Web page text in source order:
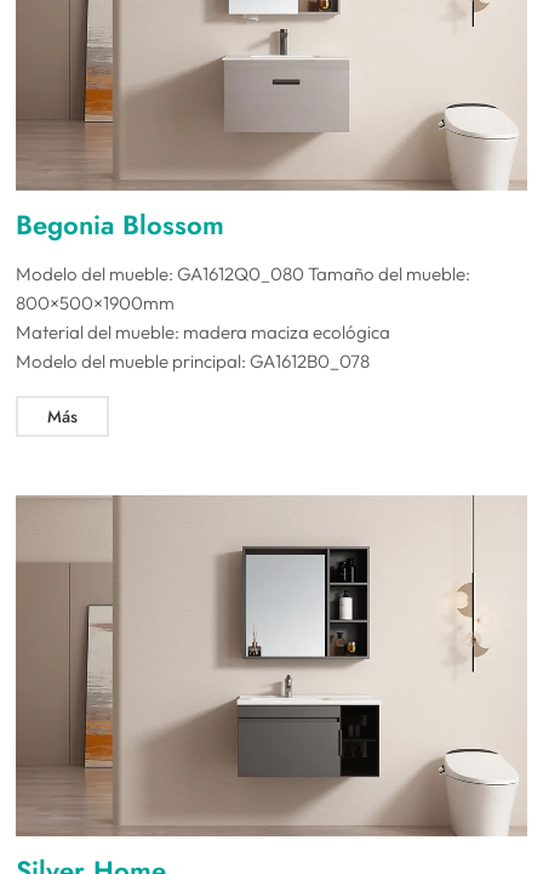
Begonia Blossom
Modelo del mueble: GA1612Q0_080 Tamaño del mueble:
800×500×1900mm
Material del mueble: madera maciza ecológica
Modelo del mueble principal: GA1612B0_078
Más